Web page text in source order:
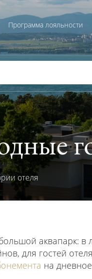
Программа лояльности
отеля
аквапарк: в
для гостей
на